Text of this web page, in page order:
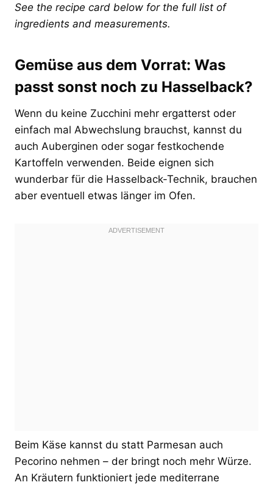
See the recipe card below for the full list of
ingredients and measurements.
Gemüse aus dem Vorrat: Was
passt sonst noch zu Hasselback?
Wenn du keine Zucchini mehr ergatterst oder
einfach mal Abwechslung brauchst, kannst du
auch Auberginen oder sogar festkochende
Kartoffeln verwenden. Beide eignen sich
wunderbar für die Hasselback-Technik, brauchen
aber eventuell etwas länger im Ofen.
Beim Käse kannst du statt Parmesan auch
Pecorino nehmen – der bringt noch mehr Würze.
An Kräutern funktioniert jede mediterrane